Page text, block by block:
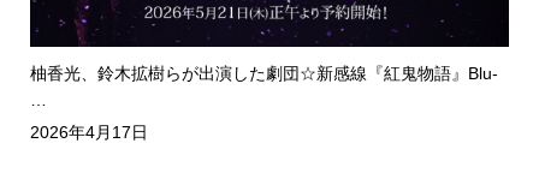
柚香光、鈴木拡樹らが出演した劇団☆新感線『紅鬼物語』Blu-
2026年4月17日